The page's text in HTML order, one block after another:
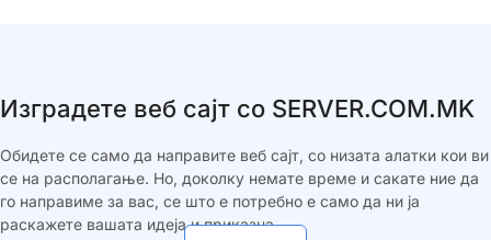
Изградете веб сајт со SERVER.COM.MK
Обидете се само да направите веб сајт, со низата алатки кои ви
се на располагање. Но, доколку немате време и сакате ние да
го направиме за вас, се што е потребно е само да ни ја
раскажете вашата идеја и приказна.